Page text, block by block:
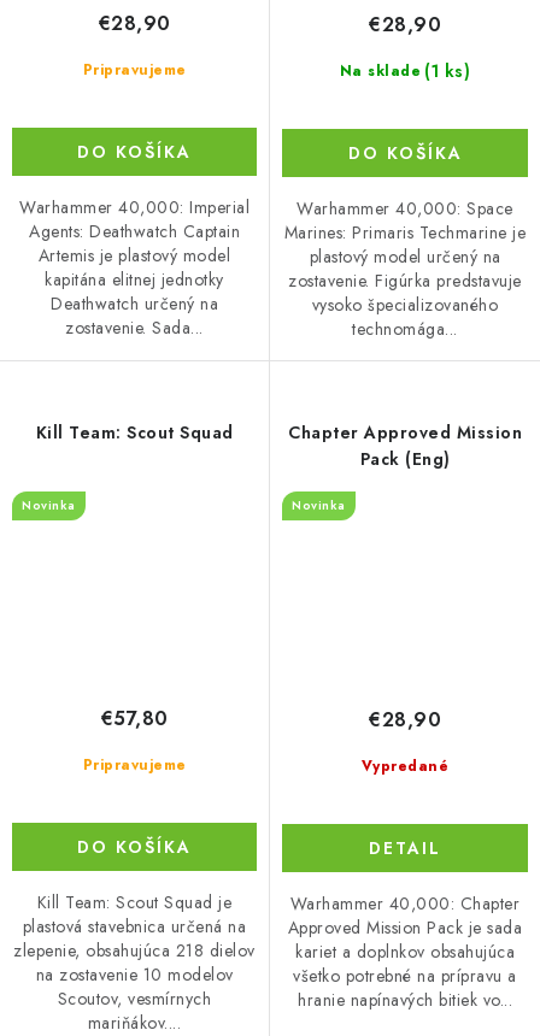
Pripravujeme
€28,90
DO KOŠÍKA
Warhammer 40,000: Imperial
Agents: Deathwatch Captain
Artemis je plastový model
kapitána elitnej jednotky
Deathwatch určený na
zostavenie. Sada...
Na sklade (1 ks)
€28,90
DO KOŠÍKA
Warhammer 40,000: Space
Marines: Primaris Techmarine je
plastový model určený na
zostavenie. Figúrka predstavuje
vysoko špecializovaného
technomága...
Kill Team: Scout Squad
Novinka
Pripravujeme
€57,80
DO KOŠÍKA
Kill Team: Scout Squad je
plastová stavebnica určená na
zlepenie, obsahujúca 218 dielov
na zostavenie 10 modelov
Scoutov, vesmírnych
mariňákov....
Chapter Approved Mission
Pack (Eng)
Novinka
Vypredané
€28,90
DETAIL
Warhammer 40,000: Chapter
Approved Mission Pack je sada
kariet a doplnkov obsahujúca
všetko potrebné na prípravu a
hranie napínavých bitiek vo...